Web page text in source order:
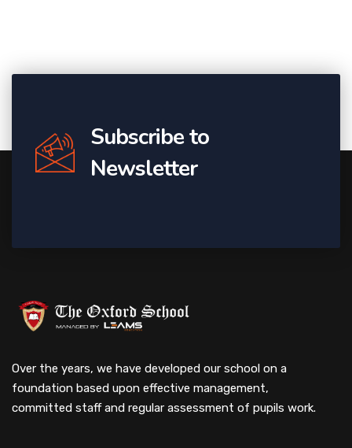
Subscribe to
Newsletter
Over the years, we have developed our school on a
foundation based upon effective management,
committed staff and regular assessment of pupils work.